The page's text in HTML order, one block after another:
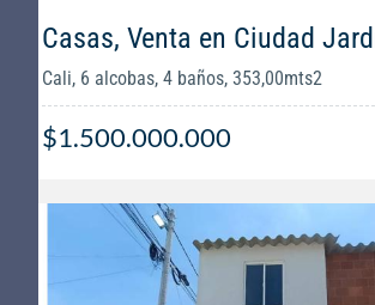
Casas, Venta en Ciudad
Cali, 6 alcobas, 4 baños, 353,00mts2
$1.500.000.000